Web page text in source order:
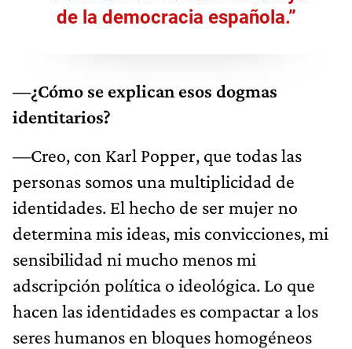
de la democracia española.”
—¿Cómo se explican esos dogmas
identitarios?
—Creo, con Karl Popper, que todas las
personas somos una multiplicidad de
identidades. El hecho de ser mujer no
determina mis ideas, mis convicciones, mi
sensibilidad ni mucho menos mi
adscripción política o ideológica. Lo que
hacen las identidades es compactar a los
seres humanos en bloques homogéneos